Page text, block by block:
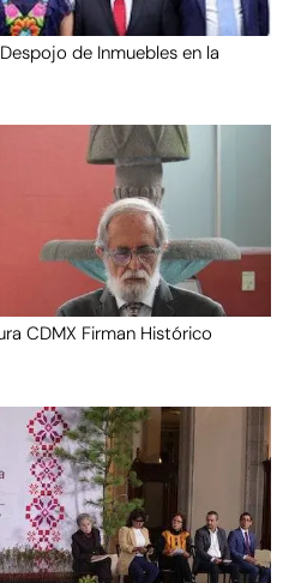
de Inmuebles en la
CDMX Firman Histórico